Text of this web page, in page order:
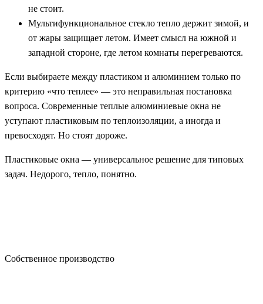
не стоит.
Мультифункциональное стекло тепло держит зимой, и
от жары защищает летом. Имеет смысл на южной и
западной стороне, где летом комнаты перегреваются.
Если выбираете между пластиком и алюминием только по
критерию «что теплее» — это неправильная постановка
вопроса. Современные теплые алюминиевые окна не
уступают пластиковым по теплоизоляции, а иногда и
превосходят. Но стоят дороже.
Пластиковые окна — универсальное решение для типовых
задач. Недорого, тепло, понятно.
Собственное производство